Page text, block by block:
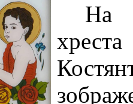
На